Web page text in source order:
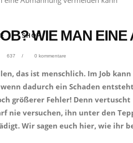
SHOPWIE MAN
637 0 kommentare
das ist menschlich. Im Job
dadurch ein Schaden
größerer Fehler! Denn
nie versuchen, ihn unter den
Wir sagen euch hier, wie ihr